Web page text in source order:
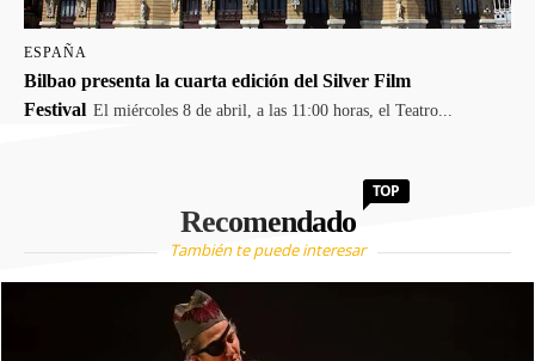
ESPAÑA
Bilbao presenta la cuarta edición del Silver Film
Festival El miércoles 8 de abril, a las 11:00 horas, el Teatro...
Recomendado
TOP
También te puede interesar